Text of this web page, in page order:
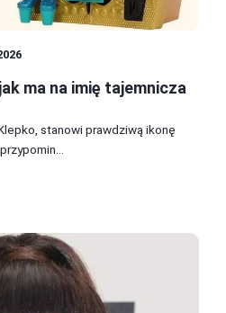
ma na imię tajemnicza
stanowi prawdziwą ikonę